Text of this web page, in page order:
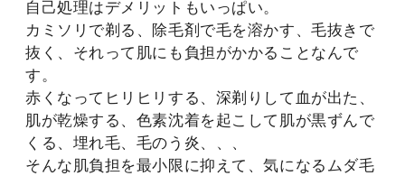
自己処理はデメリットもいっぱい。
カミソリで剃る、除毛剤で毛を溶かす、毛抜きで
抜く、それって肌にも負担がかかることなんで
す。
赤くなってヒリヒリする、深剃りして血が出た、
肌が乾燥する、色素沈着を起こして肌が黒ずんで
くる、埋れ毛、毛のう炎、、、
そんな肌負担を最小限に抑えて、気になるムダ毛